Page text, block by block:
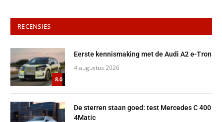
RECENSIES
8.0
Eerste kennismaking met de Audi A2 e-Tron
4 augustus 2026
De sterren staan goed: test Mercedes C 400
4Matic